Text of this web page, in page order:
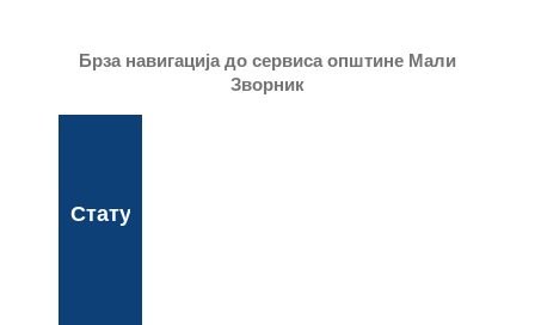
Брза навигација до сервиса општине Мали
Зворник
Статут